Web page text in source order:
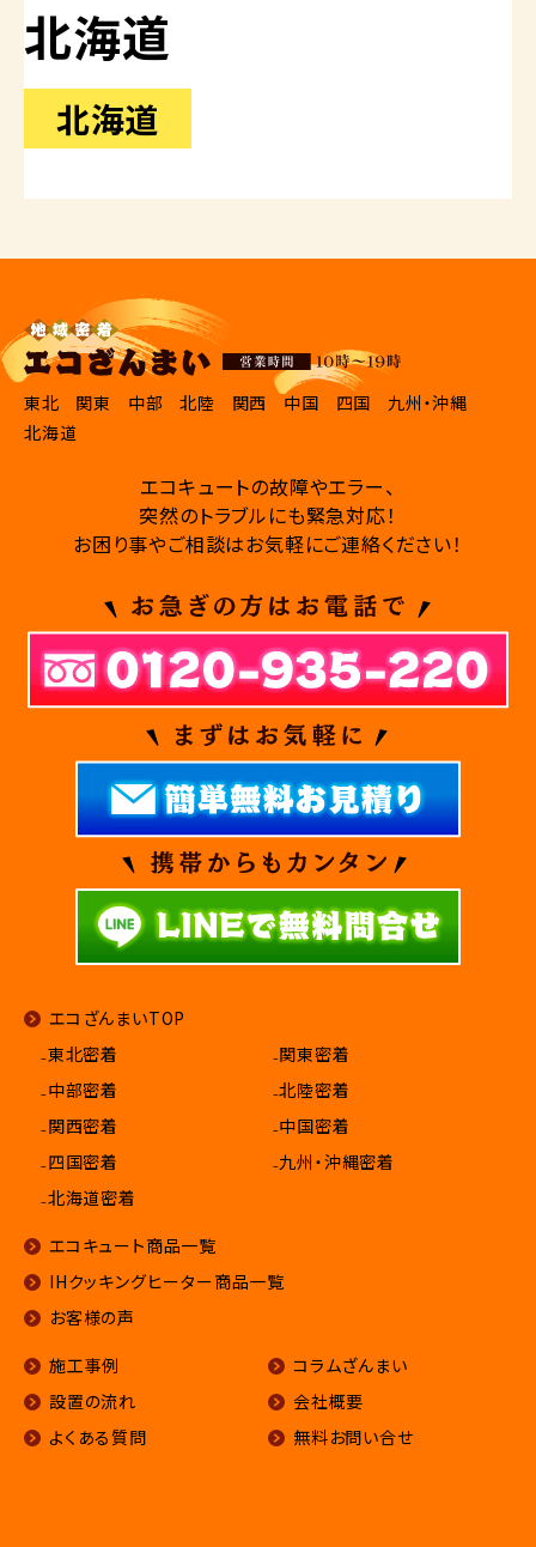
北海道
北海道
東北 関東 中部 北陸 関西 中国 四国
九州・沖縄
北海道
エコキュートの故障やエラー、
突然のトラブルにも緊急対応！
お困り事やご相談はお気軽にご連絡ください！
エコざんまいTOP
₋東北密着
₋関東密着
₋中部密着
₋北陸密着
₋関西密着
₋中国密着
₋四国密着
₋九州・沖縄密着
₋北海道密着
エコキュート商品一覧
IHクッキングヒーター商品一覧
お客様の声
施工事例
設置の流れ
よくある質問
コラムざんまい
会社概要
無料お問い合せ